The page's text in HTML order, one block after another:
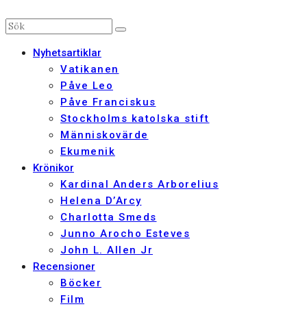
Nyhetsartiklar
Vatikanen
Påve Leo
Påve Franciskus
Stockholms katolska stift
Människovärde
Ekumenik
Krönikor
Kardinal Anders Arborelius
Helena D’Arcy
Charlotta Smeds
Junno Arocho Esteves
John L. Allen Jr
Recensioner
Böcker
Film